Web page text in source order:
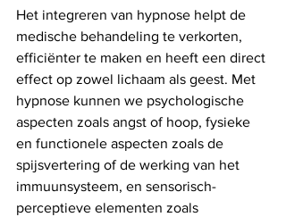
Het integreren van hypnose helpt de
medische behandeling te verkorten,
efficiënter te maken en heeft een direct
effect op zowel lichaam als geest. Met
hypnose kunnen we psychologische
aspecten zoals angst of hoop, fysieke
en functionele aspecten zoals de
spijsvertering of de werking van het
immuunsysteem, en sensorisch-
perceptieve elementen zoals